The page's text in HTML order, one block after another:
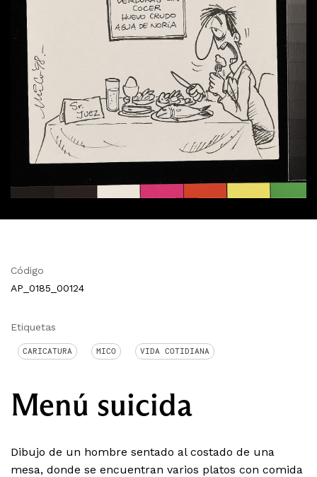
Código
AP_0185_00124
Etiquetas
CARICATURA MICO VIDA COTIDIANA
Menú suicida
Dibujo de un hombre sentado al costado de una
mesa, donde se encuentran varios platos con comida